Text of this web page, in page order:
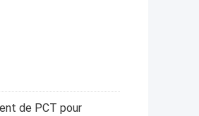
de PCT pour